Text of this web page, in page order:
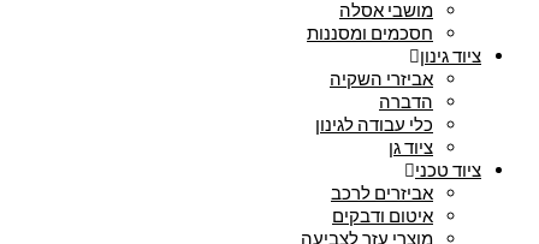
מושבי אסלה
חסכמים ומסננות
ציוד גינון
אביזרי השקיה
הדברה
כלי עבודה לגינון
ציוד גן
ציוד טכני
אביזרים לרכב
איטום ודבקים
מוצרי עזר לצביעה